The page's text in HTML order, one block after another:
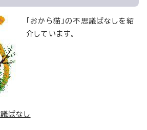
「おから猫」の不思議ばなしを紹
介しています。
議ばなし